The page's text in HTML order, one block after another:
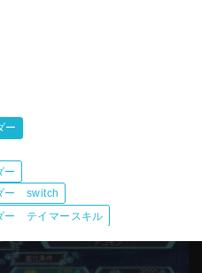
ー
ー
ー switch
ー テイマースキル